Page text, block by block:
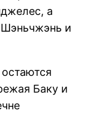
а
и
Баку и